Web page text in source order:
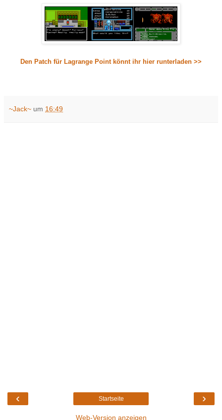
Den Patch für Lagrange Point könnt ihr hier runterladen >>
~Jack~ um 16:49
‹ ›
Startseite
Web-Version anzeigen